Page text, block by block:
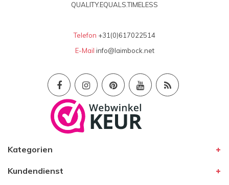
QUALITY.EQUALS.TIMELESS
Telefon +31(0)617022514
E-Mail info@laimbock.net
Kategorien
Kundendienst